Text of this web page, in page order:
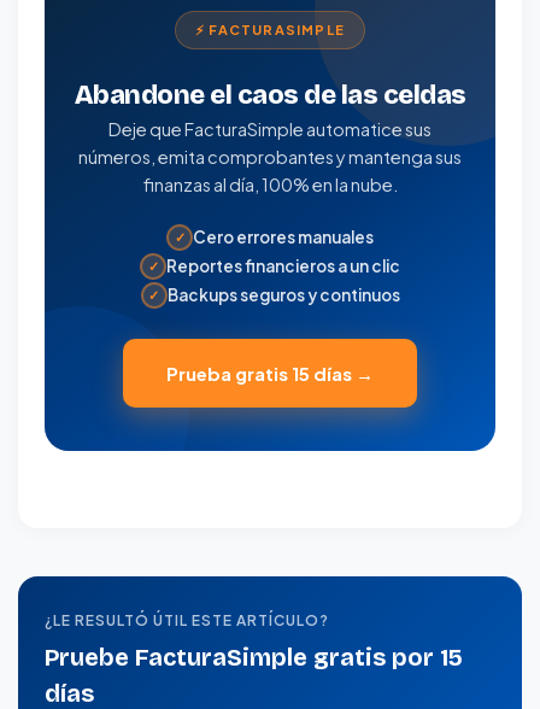
⚡ FACTURASIMPLE
Abandone el caos de las celdas
Deje que FacturaSimple automatice sus
números, emita comprobantes y mantenga sus
finanzas al día, 100% en la nube.
✓ Cero errores manuales
✓ Reportes financieros a un clic
✓ Backups seguros y continuos
Prueba gratis 15 días →
¿LE RESULTÓ ÚTIL ESTE ARTÍCULO?
Pruebe FacturaSimple gratis por 15
días